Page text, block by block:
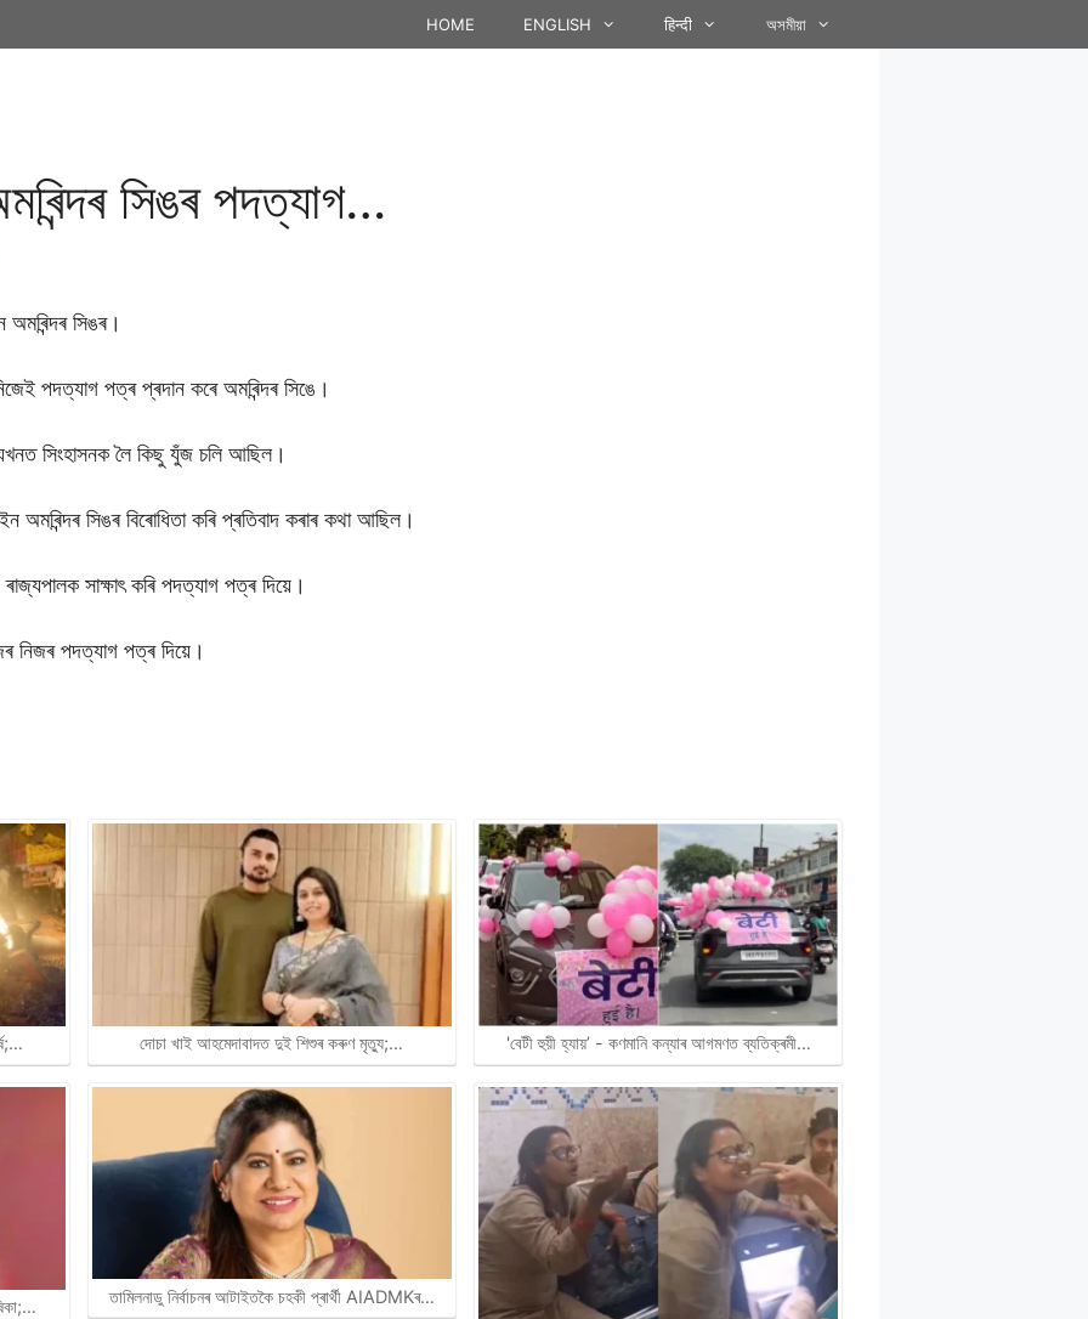
HOME ENGLISH हिन्दी অসমীয়া
সিঙৰ পদত্যাগ…
অমৰিন্দৰ সিঙৰ।
পদত্যাগ পত্ৰ প্ৰদান কৰে অমৰিন্দৰ সিঙে।
সিংহাসনক লৈ কিছু যুঁজ চলি আছিল।
অমৰিন্দৰ সিঙৰ বিৰোধিতা কৰি প্ৰতিবাদ কৰাৰ কথা আছিল।
ৰাজ্যপালক সাক্ষাৎ কৰি পদত্যাগ পত্ৰ দিয়ে।
নিজৰ পদত্যাগ পত্ৰ দিয়ে।
দোচা খাই আহমেদাবাদত দুই শিশুৰ কৰুণ মৃত্যু;…
তামিলনাডু নিৰ্বাচনৰ আটাইতকৈ চহকী প্ৰাৰ্থী AIADMKৰ…
'বেটী হুয়ী হ্যায়’ - কণমানি কন্যাৰ আগমণত ব্যতিক্ৰমী…